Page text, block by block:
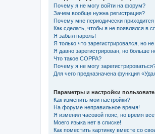
Почему я не могу войти на форум?
Зачем вообще нужна регистрация?
Почему мне периодически
Как сделать, чтобы я не появлялся в
Я забыл пароль!
Я только что зарегистрировался, но
Я давно зарегистрирован, но больше
Что такое COPPA?
Почему я не могу
Для чего предназначена функция
Параметры и настройки
Как изменить мои настройки?
На форуме неправильное время!
Я изменил часовой пояс, но время
Моего языка нет в списке!
Как поместить картинку вместе со